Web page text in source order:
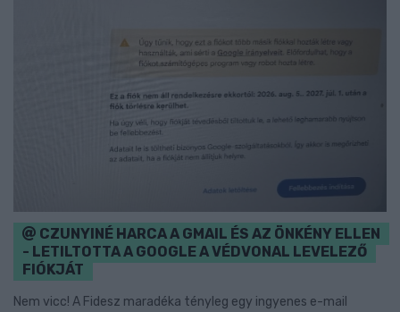
CZUNYINÉ HARCA A GMAIL ÉS AZ ÖNKÉNY ELLEN
- LETILTOTTA A GOOGLE A VÉDVONAL LEVELEZŐ
FIÓKJÁT
Nem vicc! A Fidesz maradéka tényleg egy ingyenes e-mail